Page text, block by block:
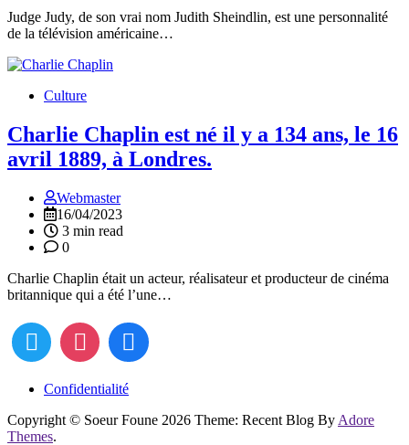
Judge Judy, de son vrai nom Judith Sheindlin, est une personnalité
de la télévision américaine…
Culture
Charlie Chaplin est né il y a 134 ans, le 16
avril 1889, à Londres.
Webmaster
16/04/2023
3 min read
0
Charlie Chaplin était un acteur, réalisateur et producteur de cinéma
britannique qui a été l’une…
Confidentialité
Copyright © Soeur Foune 2026 Theme: Recent Blog By Adore
Themes.